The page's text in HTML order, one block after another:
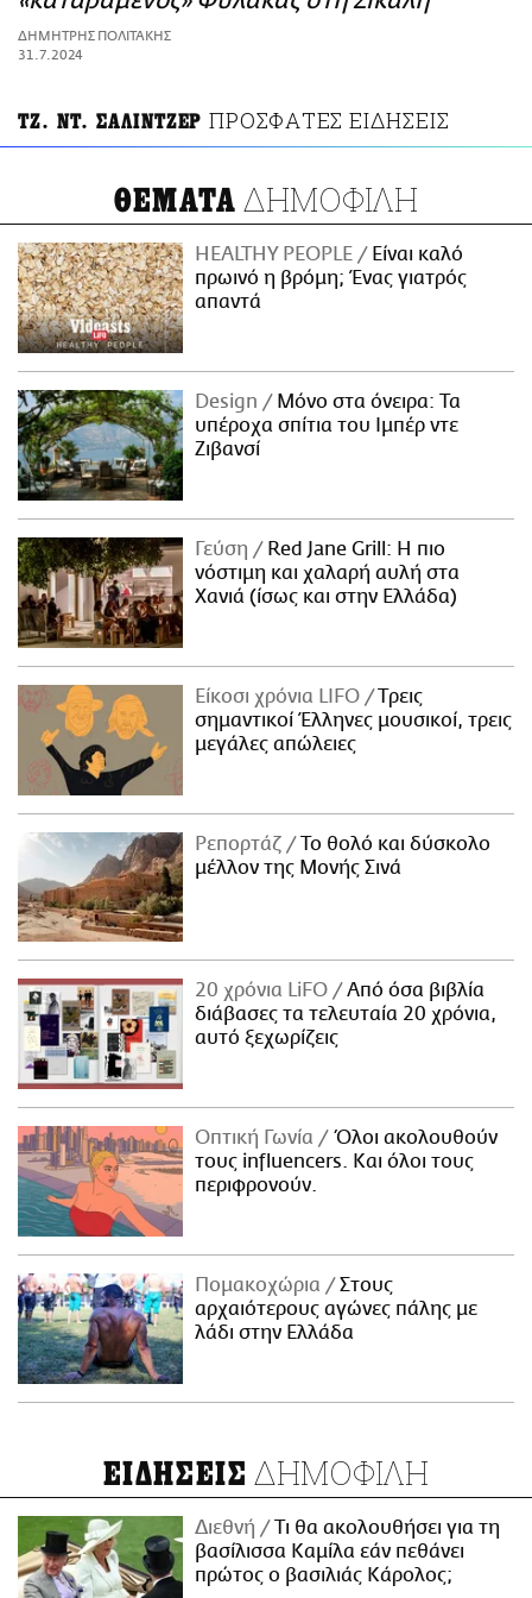
ΑΜΠΑ
PRINT
ΔΗΜΗΤΡΗΣ ΠΟΛΙΤΑΚΗΣ
31.7.2024
ΤΖ. ΝΤ. ΣΑΛΙΝΤΖΕΡ ΠΡΟΣΦΑΤΕΣ ΕΙΔΗΣΕΙΣ
ΘΕΜΑΤΑ ΔΗΜΟΦΙΛΗ
HEALTHY PEOPLE
Είναι καλό
πρωινό η βρόμη; Ένας γιατρός
απαντά
Design
Μόνο στα όνειρα: Τα
υπέροχα σπίτια του Ιμπέρ ντε
Ζιβανσί
Γεύση
Red Jane Grill: Η πιο
νόστιμη και χαλαρή αυλή στα
Χανιά (ίσως και στην Ελλάδα)
Είκοσι χρόνια LIFO
Tρεις
σημαντικοί Έλληνες μουσικοί, τρεις
μεγάλες απώλειες
Ρεπορτάζ
Το θολό και δύσκολο
μέλλον της Μονής Σινά
20 χρόνια LiFO
Από όσα βιβλία
διάβασες τα τελευταία 20 χρόνια,
αυτό ξεχωρίζεις
Οπτική Γωνία
Όλοι ακολουθούν
τους influencers. Και όλοι τους
περιφρονούν.
Πομακοχώρια
Στους
αρχαιότερους αγώνες πάλης με
λάδι στην Ελλάδα
ΕΙΔΗΣΕΙΣ ΔΗΜΟΦΙΛΗ
Διεθνή
Τι θα ακολουθήσει για τη
βασίλισσα Καμίλα εάν πεθάνει
πρώτος ο βασιλιάς Κάρολος;